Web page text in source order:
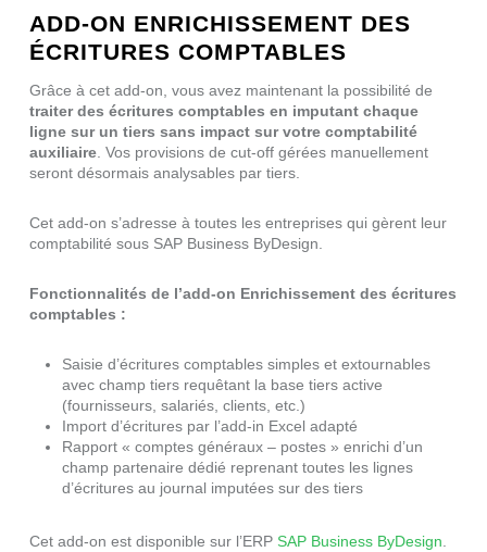
ADD-ON ENRICHISSEMENT DES
ÉCRITURES COMPTABLES
Grâce à cet add-on, vous avez maintenant la possibilité de
traiter des écritures comptables en imputant chaque
ligne sur un tiers sans impact sur votre comptabilité
auxiliaire. Vos provisions de cut-off gérées manuellement
seront désormais analysables par tiers.
Cet add-on s’adresse à toutes les entreprises qui gèrent leur
comptabilité sous SAP Business ByDesign.
Fonctionnalités de l’add-on Enrichissement des écritures
comptables :
Saisie d’écritures comptables simples et extournables
avec champ tiers requêtant la base tiers active
(fournisseurs, salariés, clients, etc.)
Import d’écritures par l’add-in Excel adapté
Rapport « comptes généraux – postes » enrichi d’un
champ partenaire dédié reprenant toutes les lignes
d’écritures au journal imputées sur des tiers
Cet add-on est disponible sur l’ERP SAP Business ByDesign.